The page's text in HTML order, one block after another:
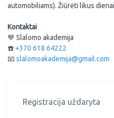
automobiliams). Žiūrėti likus
Kontaktai
💙 Slalomo akademija
☎️ +370 618 64222
📧slalomoakademija@gmail.com
Registracija uždaryta